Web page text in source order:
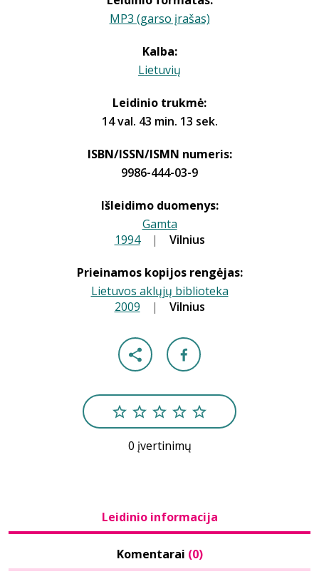
MP3 (garso įrašas)
Kalba:
Lietuvių
Leidinio trukmė:
14 val. 43 min. 13 sek.
ISBN/ISSN/ISMN numeris:
9986-444-03-9
Išleidimo duomenys:
Gamta
1994 | Vilnius
Prieinamos kopijos rengėjas:
Lietuvos aklųjų biblioteka
2009 | Vilnius
0 įvertinimų
Leidinio informacija
Komentarai (0)